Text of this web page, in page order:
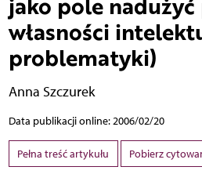
własności
problematyki)
Anna Szczurek
Data publikacji online: 2006/02/20
Pełna treść artykułu Pobierz